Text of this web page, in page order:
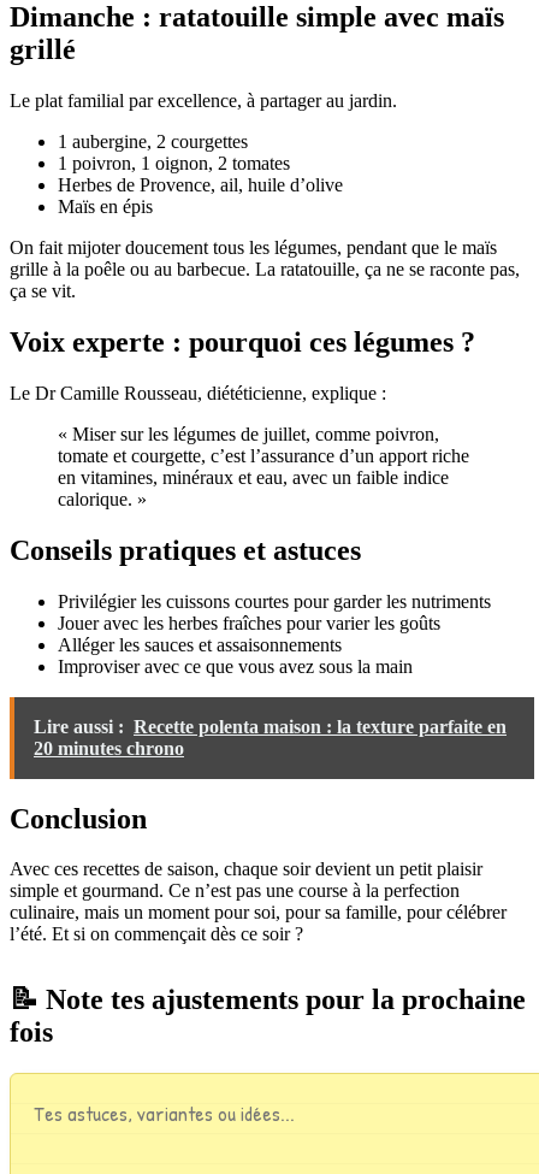
Dimanche : ratatouille simple avec maïs
grillé
Le plat familial par excellence, à partager au jardin.
1 aubergine, 2 courgettes
1 poivron, 1 oignon, 2 tomates
Herbes de Provence, ail, huile d’olive
Maïs en épis
On fait mijoter doucement tous les légumes, pendant que le maïs
grille à la poêle ou au barbecue. La ratatouille, ça ne se raconte pas,
ça se vit.
Voix experte : pourquoi ces légumes ?
Le Dr Camille Rousseau, diététicienne, explique :
« Miser sur les légumes de juillet, comme poivron,
tomate et courgette, c’est l’assurance d’un apport riche
en vitamines, minéraux et eau, avec un faible indice
calorique. »
Conseils pratiques et astuces
Privilégier les cuissons courtes pour garder les nutriments
Jouer avec les herbes fraîches pour varier les goûts
Alléger les sauces et assaisonnements
Improviser avec ce que vous avez sous la main
Lire aussi : Recette polenta maison : la texture parfaite en
20 minutes chrono
Conclusion
Avec ces recettes de saison, chaque soir devient un petit plaisir
simple et gourmand. Ce n’est pas une course à la perfection
culinaire, mais un moment pour soi, pour sa famille, pour célébrer
l’été. Et si on commençait dès ce soir ?
📝 Note tes ajustements pour la prochaine
fois